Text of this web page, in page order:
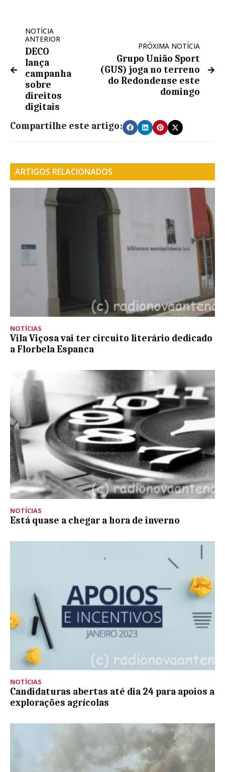
NOTÍCIA
ANTERIOR
DECO
lança
campanha
sobre
direitos
digitais
PRÓXIMA NOTÍCIA
Grupo União Sport
(GUS) joga no terreno
do Redondense este
domingo
Compartilhe este artigo:
ARTIGOS RELACIONADOS
NOTÍCIAS
Vila Viçosa vai ter circuito literário dedicado
a Florbela Espanca
NOTÍCIAS
Está quase a chegar a hora de inverno
NOTÍCIAS
Candidaturas abertas até dia 24 para apoios a
explorações agrícolas